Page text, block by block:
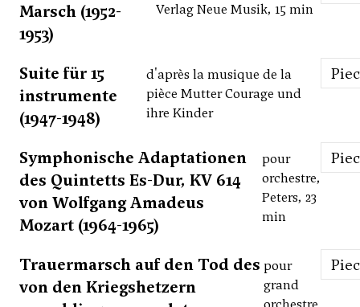
Marsch (1952-
1953)
Verlag Neue Musik, 15 min
Suite für 15
instrumente
(1947-1948)
d'après la musique de la
pièce Mutter Courage und
ihre Kinder
Symphonische Adaptationen
des Quintetts Es-Dur, KV 614
von Wolfgang Amadeus
Mozart (1964-1965)
pour
orchestre,
Peters, 23
min
Trauermarsch auf den Tod des
von den Kriegshetzern
pour
grand